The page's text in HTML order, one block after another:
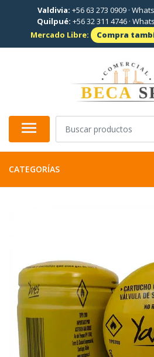
Valdivia: +56 63 273 0909 ·
Quilpué: +56 32 311 4746 ·
Mercado Libre:
Compra
CATEGORÍAS